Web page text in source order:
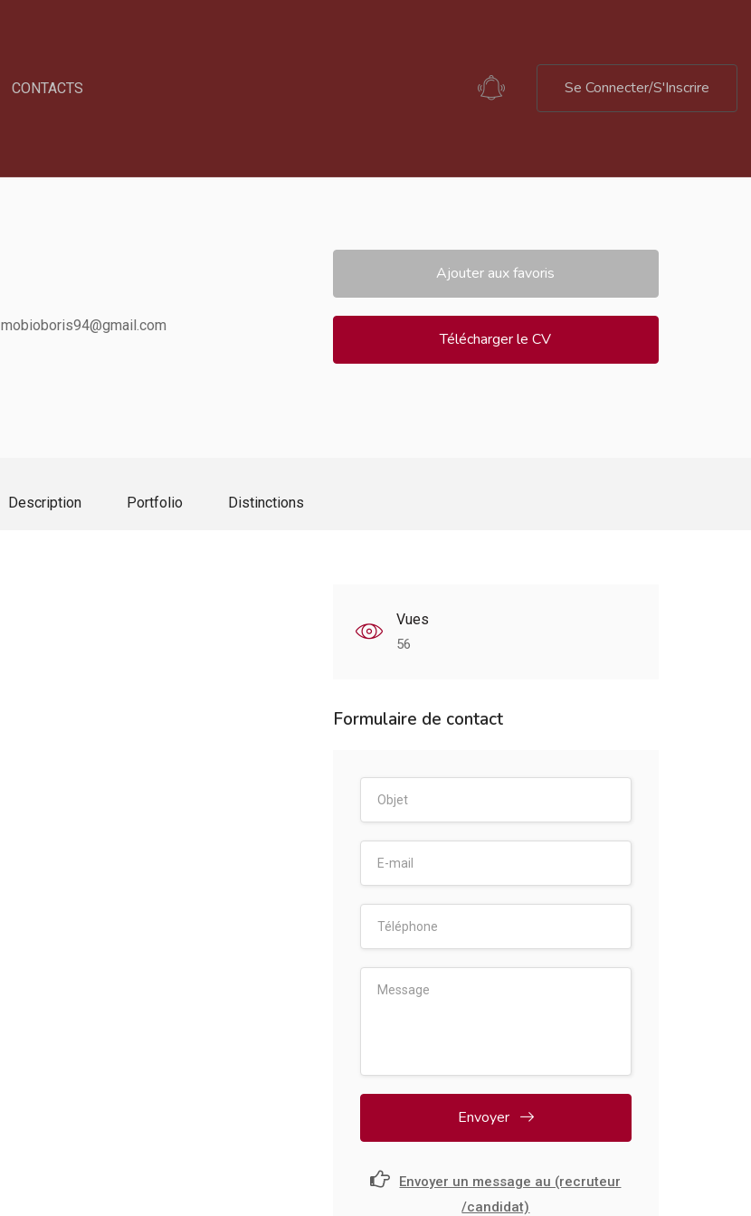
CONTACTS Se Connecter/S'Inscrire
mobioboris94@gmail.com
Ajouter aux favoris
Télécharger le CV
Description Portfolio Distinctions
Vues
56
Formulaire de contact
Envoyer
Envoyer un message au (recruteur
/candidat)